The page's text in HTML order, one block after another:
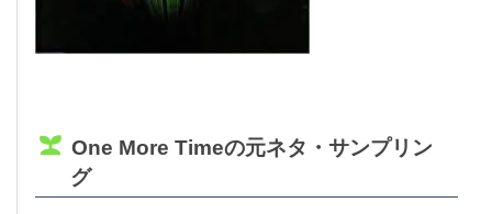
One More Timeの元ネタ・サンプリン
グ